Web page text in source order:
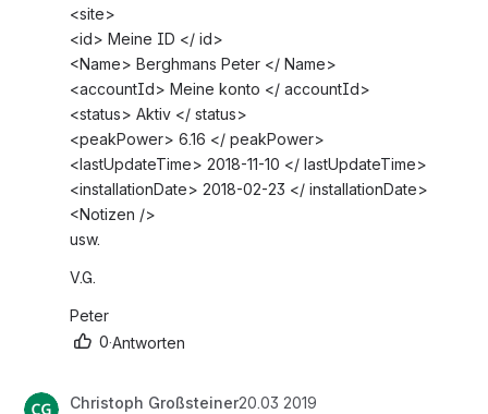
<site>
<id> Meine ID </ id>
<Name> Berghmans Peter </ Name>
<accountId> Meine konto </ accountId>
<status> Aktiv </ status>
<peakPower> 6.16 </ peakPower>
<lastUpdateTime> 2018-11-10 </ lastUpdateTime>
<installationDate> 2018-02-23 </ installationDate>
<Notizen />
usw.
V.G.
Peter
0·Antworten
Christoph Großsteiner20.03 2019